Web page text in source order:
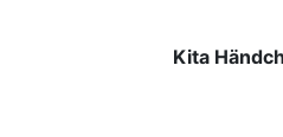
Kita